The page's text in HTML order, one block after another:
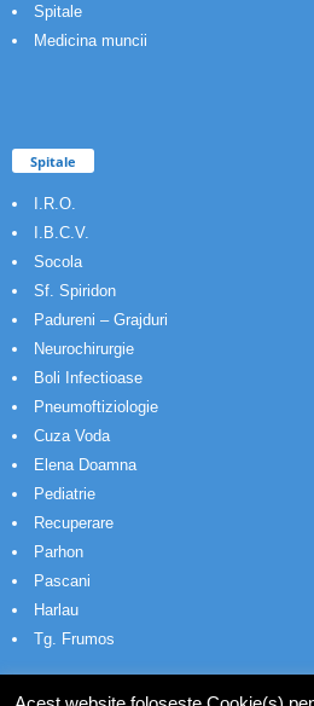
Spitale
Medicina muncii
Spitale
I.R.O.
I.B.C.V.
Socola
Sf. Spiridon
Padureni – Grajduri
Neurochirurgie
Boli Infectioase
Pneumoftiziologie
Cuza Voda
Elena Doamna
Pediatrie
Recuperare
Parhon
Pascani
Harlau
Tg. Frumos